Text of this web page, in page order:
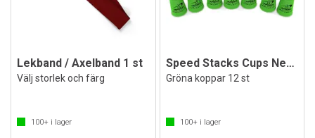
Lekband / Axelband 1 st
Välj storlek och färg
100+ i lager
Speed Stacks Cups Neon Green
Gröna koppar 12 st
100+i lager